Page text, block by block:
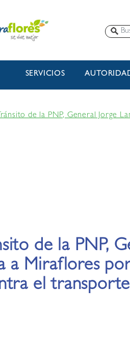
SERVICIOS
de la PNP, General Jorge
de la PNP,
a Miraflores
el transporte